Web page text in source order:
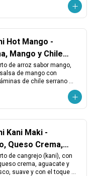
fresco.
Hot Mango -
Mango y Chile
de arroz sabor mango,
de mango con
de chile serrano
y queso crema.
Kani Maki -
Queso Crema,
y Pepino
de cangrejo (kani), con
crema, aguacate y
suave y con el toque